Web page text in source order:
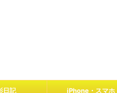
日記 iPhone・スマホ